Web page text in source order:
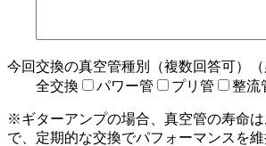
今回交換の真空管種別（複数回答可）（
全交換
パワー管 プリ管 整流
※ギターアンプの場合、真空管の寿命
で、定期的な交換でパフォーマンスを